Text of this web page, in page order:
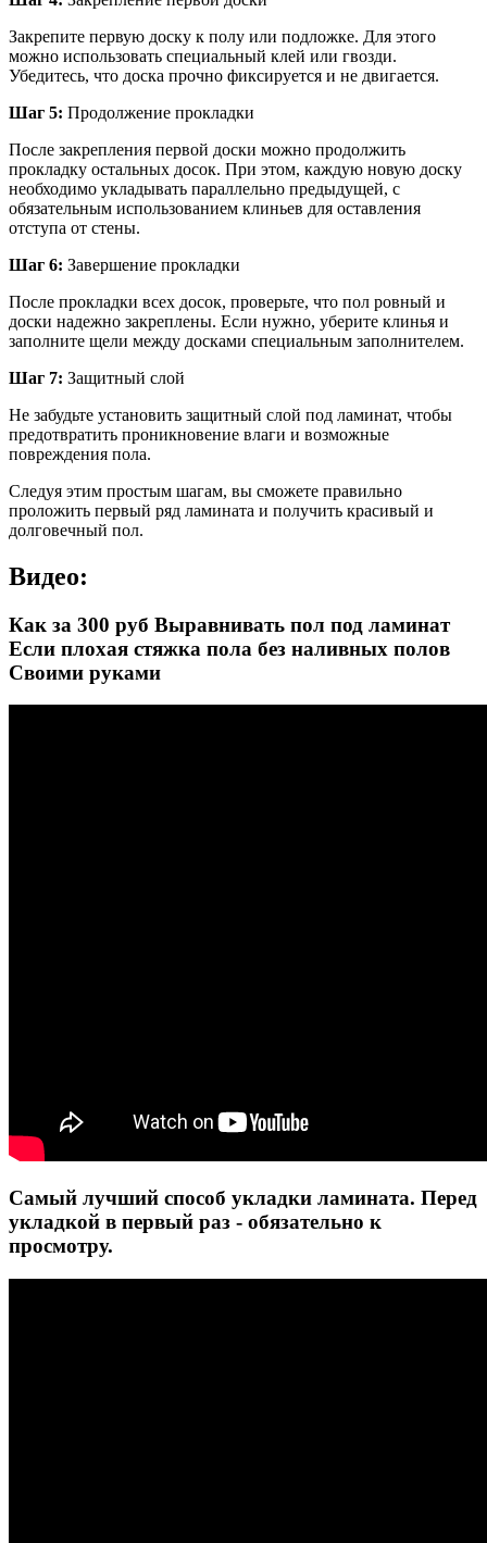
Закрепите первую доску к полу или подложке. Для этого
можно использовать специальный клей или гвозди.
Убедитесь, что доска прочно фиксируется и не двигается.
Шаг 5: Продолжение прокладки
После закрепления первой доски можно продолжить
прокладку остальных досок. При этом, каждую новую доску
необходимо укладывать параллельно предыдущей, с
обязательным использованием клиньев для оставления
отступа от стены.
Шаг 6: Завершение прокладки
После прокладки всех досок, проверьте, что пол ровный и
доски надежно закреплены. Если нужно, уберите клинья и
заполните щели между досками специальным заполнителем.
Шаг 7: Защитный слой
Не забудьте установить защитный слой под ламинат, чтобы
предотвратить проникновение влаги и возможные
повреждения пола.
Следуя этим простым шагам, вы сможете правильно
проложить первый ряд ламината и получить красивый и
долговечный пол.
Видео:
Как за 300 руб Выравнивать пол под ламинат
Если плохая стяжка пола без наливных полов
Своими руками
Самый лучший способ укладки ламината. Перед
укладкой в первый раз - обязательно к
просмотру.